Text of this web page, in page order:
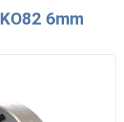
6mm